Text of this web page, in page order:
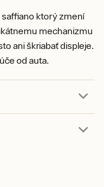
ktorý zmení
mechanizmu
ani škriabať displeje.
od auta.